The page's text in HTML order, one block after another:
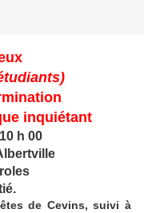
inquiétant
h 00
de Cevins, suivi à